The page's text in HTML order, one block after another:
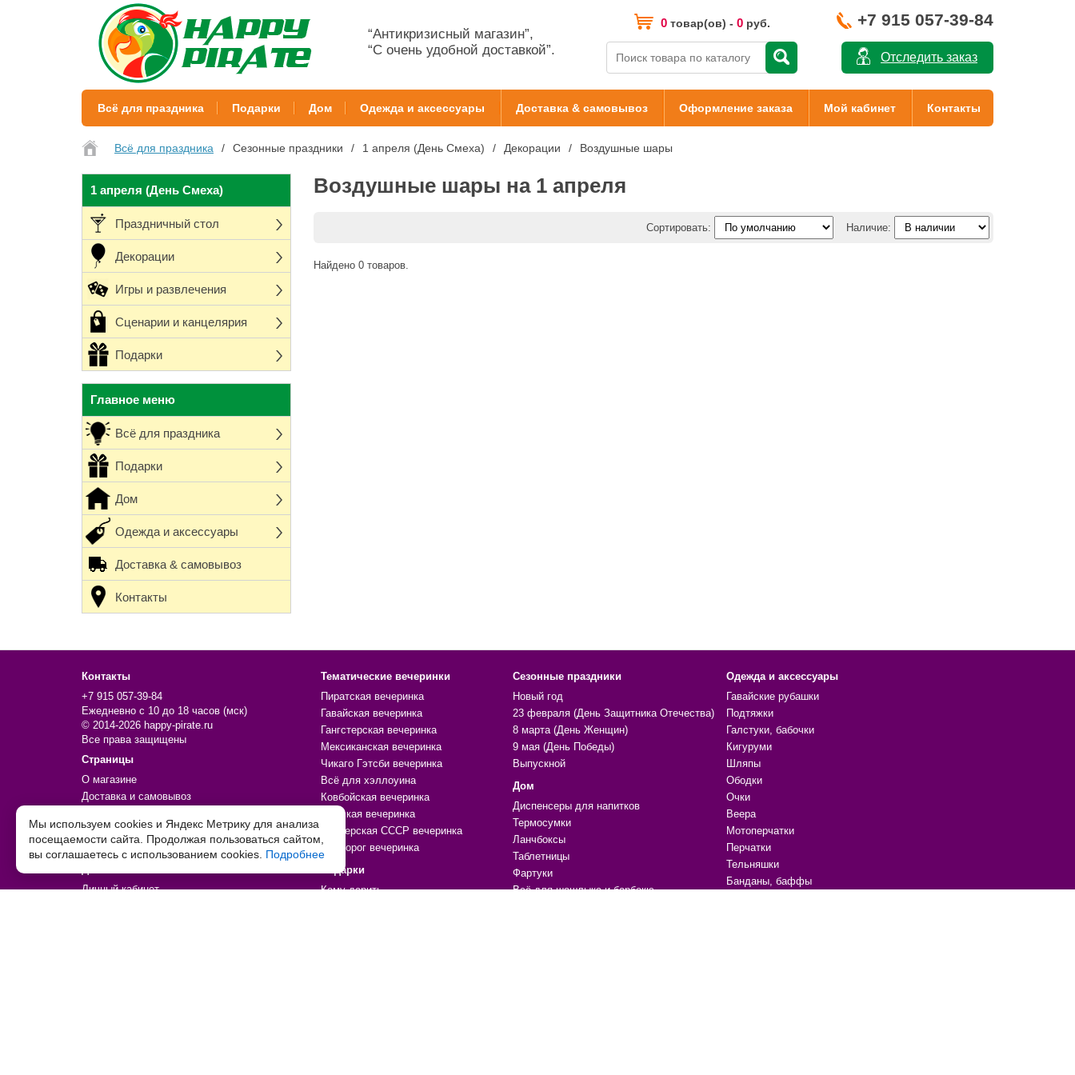
“Антикризисный магазин”,
“С очень удобной доставкой”.
Отследить заказ
+7 915 057-39-84
0 товар(ов) - 0 руб.
Всё для праздника Подарки Дом Одежда и аксессуары Доставка & самовывоз Оформление заказа Мой кабинет Контакты
Всё для праздника Сезонные праздники 1 апреля (День Смеха) Декорации Воздушные шары
1 апреля (День Смеха)
Праздничный стол
Декорации
Игры и развлечения
Сценарии и канцелярия
Подарки
Главное меню
Всё для праздника
Подарки
Дом
Одежда и аксессуары
Доставка & самовывоз
Контакты
Воздушные шары на 1 апреля
Сортировать: Наличие:
Найдено 0 товаров.
Контакты
+7 915 057-39-84
Ежедневно с 10 до 18 часов (мск)
© 2014-2026 happy-pirate.ru
Все права защищены
Страницы
О магазине
Доставка и самовывоз
Оплата
Контакты
Личный кабинет
Тематические вечеринки
Пиратская вечеринка
Гавайская вечеринка
Гангстерская вечеринка
Мексиканская вечеринка
Чикаго Гэтсби вечеринка
Всё для хэллоуина
Ковбойская вечеринка
Морская вечеринка
Пионерская СССР вечеринка
Единорог вечеринка
Подарки
Кому дарить
Сезонные праздники
Новый год
23 февраля (День Защитника Отечества)
8 марта (День Женщин)
9 мая (День Победы)
Выпускной
Дом
Диспенсеры для напитков
Термосумки
Ланчбоксы
Таблетницы
Фартуки
Всё для шашлыка и барбекю
Одежда и аксессуары
Гавайские рубашки
Подтяжки
Галстуки, бабочки
Кигуруми
Шляпы
Ободки
Очки
Веера
Мотоперчатки
Перчатки
Тельняшки
Банданы, баффы
Мы используем cookies и Яндекс Метрику для анализа
посещаемости сайта. Продолжая пользоваться сайтом,
вы соглашаетесь с использованием cookies. Подробнее